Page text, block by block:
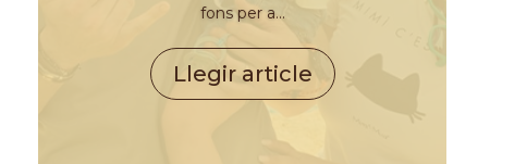
fons per a...
Llegir article